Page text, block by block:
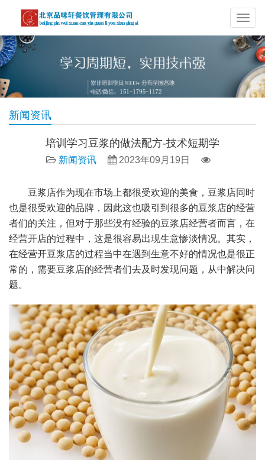
导
新闻资讯
培训学习豆浆的做法配方-技术短期学
新闻资讯 2023年09月19日
豆浆店作为现在市场上都很受欢迎的美食，豆浆店同时
也是很受欢迎的品牌，因此这也吸引到很多的豆浆店的经营
者们的关注，但对于那些没有经验的豆浆店经营者而言，在
经营开店的过程中，这是很容易出现生意惨淡情况。其实，
在经营开豆浆店的过程当中在遇到生意不好的情况也是很正
常的，需要豆浆店的经营者们去及时发现问题，从中解决问
题。